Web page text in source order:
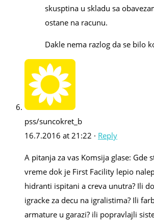
skusptina u skladu sa
ostane na racunu.
Dakle nema razlog da se bilo
pss/suncokret_b
16.7.2016 at 21:22 · Reply
A pitanja za vas Komsija glase: Gde
vreme dok je First Facility lepio
hidranti ispitani a creva unutra? Ili
igracke za decu na igralistima? Ili
armature u garazi? ili popravlajli